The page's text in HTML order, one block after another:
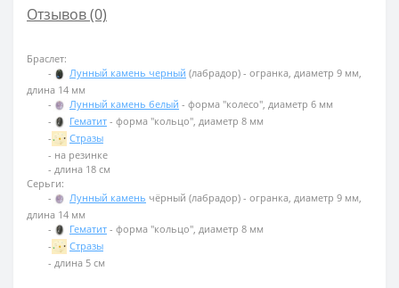
Отзывов (0)
Браслет:
-
Лунный камень черный (лабрадор) - огранка, диаметр 9 мм,
длина 14 мм
-
Лунный камень белый - форма "колесо", диаметр 6 мм
-
Гематит - форма "кольцо", диаметр 8 мм
-
Стразы
- на резинке
- длина 18 см
Серьги:
-
Лунный камень чёрный (лабрадор) - огранка, диаметр 9 мм,
длина 14 мм
-
Гематит - форма "кольцо", диаметр 8 мм
-
Стразы
- длина 5 см